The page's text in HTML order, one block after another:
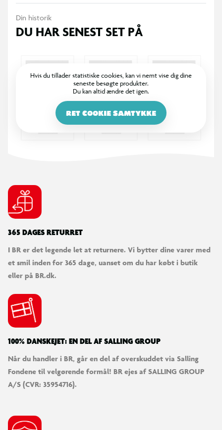
I BR er det legende let at returnere. Vi bytter dine varer med
et smil inden for 365 dage, uanset om du har købt i butik
100% DANSKEJET: EN DEL AF SALLING GROUP
Når du handler i BR, går en del af overskuddet via Salling
Vi er klar til at hjælpe dig! Du kan kontakte os via e-mail
eller få hjælp via chat og telefon for endnu hurtigere
betjening.
KUNDESERVICE
Kontakt os
Levering
Ordrestatus
Bestilling, betaling & gavekort